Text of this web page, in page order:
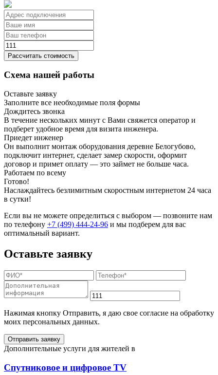
Рассчитать стоимость
Схема нашей работы
Оставьте заявку
Заполните все необходимые поля формы
Дождитесь звонка
В течение нескольких минут с Вами свяжется оператор и
подберет удобное время для визита инженера.
Приедет инженер
Он выполнит монтаж оборудования деревне Белогубово,
подключит интернет, сделает замер скорости, оформит
договор и примет оплату — это займет не больше часа.
Работаем по всему
Готово!
Наслаждайтесь безлимитным скоростным интернетом 24 часа
в сутки!
Если вы не можете определиться с выбором — позвоните нам
по телефону +7 (499) 444-24-96 и мы подберем для вас
оптимальный вариант.
Оставьте заявку
Нажимая кнопку Отправить, я даю свое согласие на обработку
моих персональных данных.
Отправить заявку
Дополнительные услуги для жителей в
Спутниковое и цифровое TV